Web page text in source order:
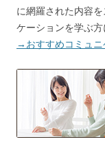
に網羅された内容
ケーションを学ぶ方
→おすすめコミュニ